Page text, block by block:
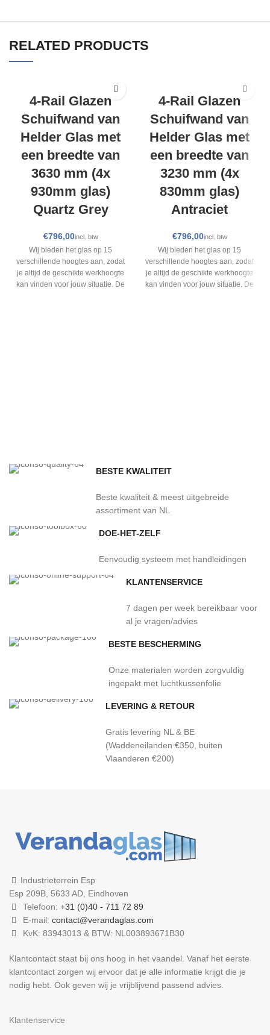
RELATED PRODUCTS
4-Rail Glazen
Schuifwand van
Helder Glas met
een breedte van
3630 mm (4x
930mm glas)
Quartz Grey
€
Wij bieden het glas op 15
verschillende hoogtes aan, zodat
je altijd de geschikte werkhoogte
kan vinden voor jouw situatie. De
4-Rail Glazen
Schuifwand van
Helder Glas met
een breedte van
3230 mm (4x
830mm glas)
Antraciet
€
Wij bieden het glas op 15
verschillende hoogtes aan, zodat
je altijd de geschikte werkhoogte
kan vinden voor jouw situatie. De
BESTE KWALITEIT
Beste kwaliteit & meest uitgebreide
assortiment van NL
DOE-HET-ZELF
Eenvoudig systeem met handleidingen
KLANTENSERVICE
7 dagen per week bereikbaar voor
al je vragen/advies
BESTE BESCHERMING
Onze materialen worden zorgvuldig
ingepakt met luchtkussenfolie
LEVERING & RETOUR
Gratis levering NL & BE
(Waddeneilanden €350, buiten
Vlaanderen €200)
Industrieterrein Esp
Esp 209B, 5633 AD, Eindhoven
Telefoon: +31 (0)40 - 711 72 89
E-mail: contact@verandaglas.com
KvK: 83943013 & BTW: NL003893671B30
Klantcontact staat bij ons hoog in het vaandel. Vanaf het eerste
klantcontact zorgen wij ervoor dat je alle informatie krijgt die je
nodig hebt. Ook geven wij je vrijblijvend passend advies.
Klantenservice